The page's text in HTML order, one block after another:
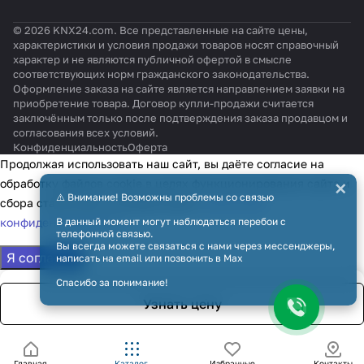
Узнать цену
© 2026 KNX24.com. Все представленные на сайте цены,
характеристики и условия продажи товаров носят справочный
характер и не являются публичной офертой в смысле
соответствующих норм гражданского законодательства.
Оформление заказа на сайте является направлением заявки на
приобретение товара. Договор купли-продажи считается
заключённым только после подтверждения заказа продавцом и
согласования всех условий.
КонфиденциальностьОферта
⚠️ Внимание! Возможны проблемы со связью
В данный момент могут наблюдаться перебои с
телефонной связью.
Вы всегда можете связаться с нами через мессенджеры,
написать на email или позвонить в Max
Спасибо за понимание!
×
Продолжая использовать наш сайт, вы даёте согласие на
обработку файлов cookie в целях функционирования сайта и
сбора статистики в соответствии сполитикой
конфиденциальности
Я согласен